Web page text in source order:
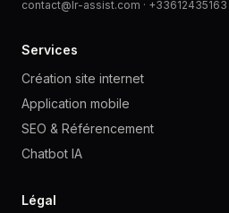
contact@lr-assist.com · +33612435163
Services
Création site internet
Application mobile
SEO & Référencement
Chatbot IA
Légal